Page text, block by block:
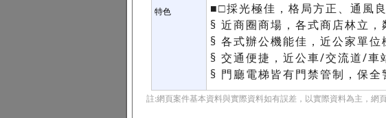
特色
■□採光極佳，格局方正、通風
§ 近商圈商場，各式商店林立，
§ 各式辦公機能佳，近公家單位
§ 交通便捷，近公車/交流道/車
§ 門廳電梯皆有門禁管制，保全
註:網頁案件基本資料與實際資料如有誤差，以實際資料為主，網